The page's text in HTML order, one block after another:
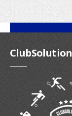
ClubSolution